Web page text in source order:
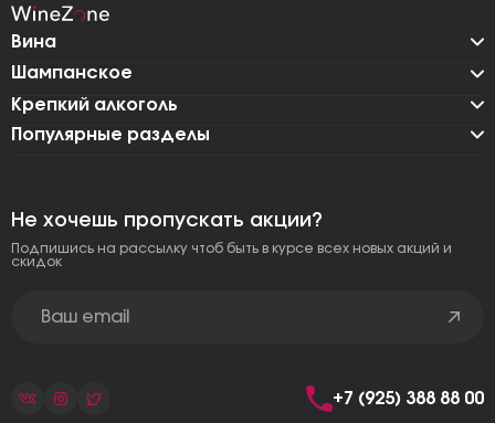
Вина
Шампанское
Крепкий алкоголь
Популярные разделы
Не хочешь пропускать акции?
Подпишись на рассылку чтоб быть в курсе всех новых акций и
скидок
+7 (925) 388 88 00